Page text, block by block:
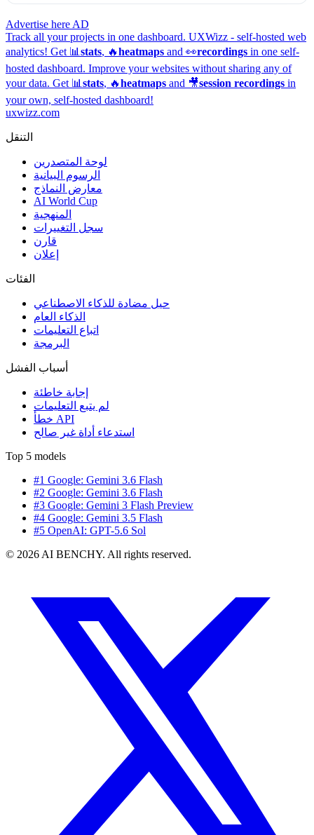
Advertise here AD
Track all your projects in one dashboard. UXWizz - self-hosted web
analytics! Get 📊 stats, 🔥heatmaps and 👀recordings in one self-
hosted dashboard. Improve your websites without sharing any of
your data. Get 📊 stats, 🔥heatmaps and 🎥session recordings in
your own, self-hosted dashboard!
uxwizz.com
التنقل
لوحة المتصدرين
الرسوم البيانية
معارض النماذج
AI World Cup
المنهجية
سجل التغييرات
قارن
إعلان
الفئات
حيل مضادة للذكاء الاصطناعي
الذكاء العام
اتباع التعليمات
البرمجة
أسباب الفشل
إجابة خاطئة
لم يتبع التعليمات
خطأ API
استدعاء أداة غير صالح
Top 5 models
#1 Google: Gemini 3.6 Flash
#2 Google: Gemini 3.6 Flash
#3 Google: Gemini 3 Flash Preview
#4 Google: Gemini 3.5 Flash
#5 OpenAI: GPT-5.6 Sol
© 2026 AI BENCHY. All rights reserved.